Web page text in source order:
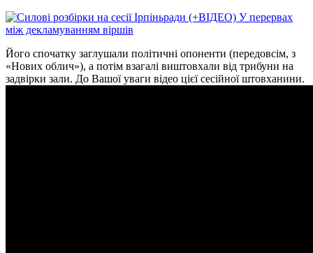
Його спочатку заглушали політичні опоненти (передовсім, з
«Нових облич»), а потім взагалі виштовхали від трибуни на
задвірки зали. До Вашої уваги відео цієї сесійної штовханини.